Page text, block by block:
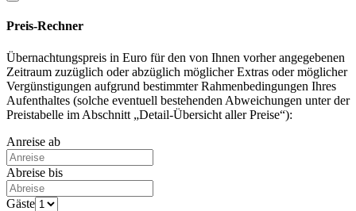
Preis-Rechner
Übernachtungspreis in Euro für den von Ihnen vorher angegebenen
Zeitraum zuzüglich oder abzüglich möglicher Extras oder möglicher
Vergünstigungen aufgrund bestimmter Rahmenbedingungen Ihres
Aufenthaltes (solche eventuell bestehenden Abweichungen unter der
Preistabelle im Abschnitt „Detail-Übersicht aller Preise“):
Anreise ab
Abreise bis
Gäste